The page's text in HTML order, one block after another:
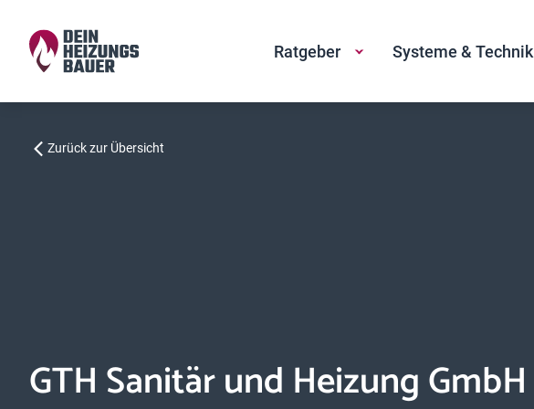
Ratgeber Systeme & Technik
Zurück zur Übersicht
GTH Sanitär und Heizung GmbH